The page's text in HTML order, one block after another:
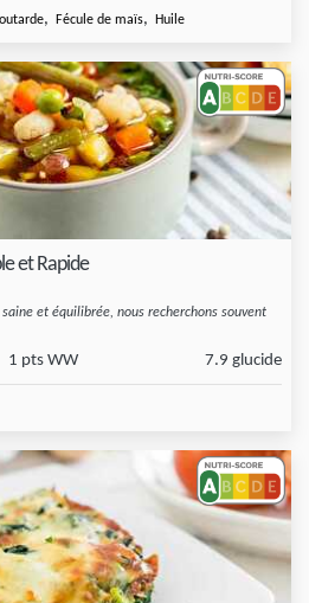
, Fécule de maïs, Huile
et Rapide
et équilibrée, nous recherchons souvent
1 pts WW 7.9 glucide